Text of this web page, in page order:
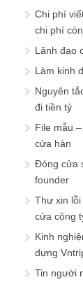
Chi phí
chi phí
Lãnh đạo
Làm kinh
Nguyên
đi tiền tỷ
File mẫu
cửa hàn
Đóng cửa
founder
Thư xin
cửa công
Kinh
dựng
Tin người